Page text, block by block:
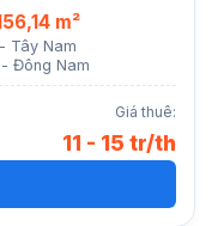
m²
Tây Nam
Đông Nam
Giá thuê:
11 - 15 tr/th